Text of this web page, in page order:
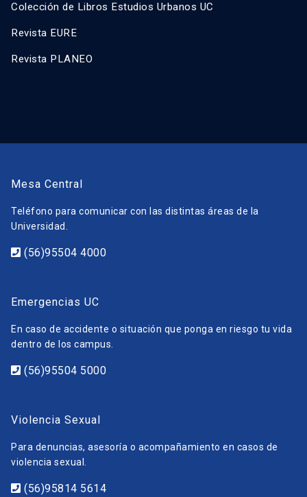
Colección de Libros Estudios Urbanos UC
Revista EURE
Revista PLANEO
Mesa Central
Teléfono para comunicar con las distintas áreas de la
Universidad.
(56)95504 4000
Emergencias UC
En caso de accidente o situación que ponga en riesgo tu vida
dentro de los campus.
(56)95504 5000
Violencia Sexual
Para denuncias, asesoría o acompañamiento en casos de
violencia sexual.
(56)95814 5614